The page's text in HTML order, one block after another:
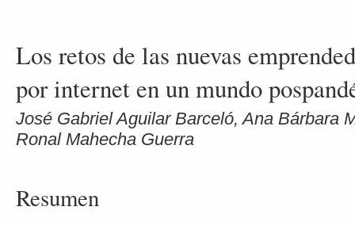
Los retos de las nuevas
por internet en un mundo
José Gabriel Aguilar Barceló, Ana Bárbara
Ronal Mahecha Guerra
Resumen